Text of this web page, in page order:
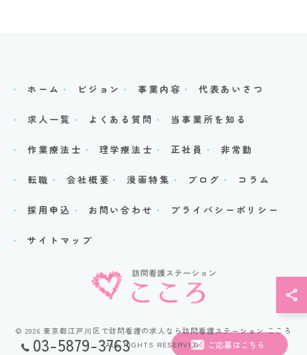
03-5879-3763 ご応募はこちら
ホーム ビジョン 事業内容 代表あいさつ
求人一覧 よくある質問 当事業所を知る
作業療法士 理学療法士 正社員 非常勤
転職 会社概要 漫画特集 ブログ コラム
採用申込 お問い合わせ プライバシーポリシー
サイトマップ
© 2026 東京都江戸川区で訪問看護の求人なら訪問看護ステーション こころ
ALL RIGHTS RESERVED.